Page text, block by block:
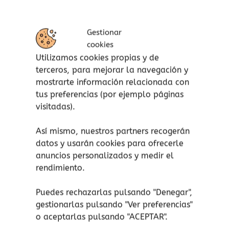
Gestionar
cookies
Utilizamos cookies propias y de
terceros, para mejorar la navegación y
mostrarte información relacionada con
tus preferencias (por ejemplo páginas
visitadas).
Así mismo, nuestros partners recogerán
datos y usarán cookies para ofrecerle
anuncios personalizados y medir el
rendimiento.
Puedes rechazarlas pulsando "Denegar",
gestionarlas pulsando "Ver preferencias"
o aceptarlas pulsando "ACEPTAR".
aprendizaje autónomo.
Perfectos para actividades en familia,
en grupos o para juegos en el aula.
Características:
Formato de cartoné reciclado de 400
friendly, ya que están diseñados con
materiales resistentes, seguros para
peques y respetuosos con el
medioambiente.
Nº de páginas: 24, con fotografías a
color.
Edad recomendada: de 2 a 5 años.